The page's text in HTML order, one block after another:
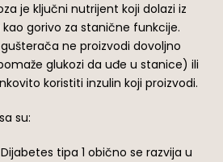
je ključni nutrijent koji dolazi iz
gorivo za stanične funkcije.
ne proizvodi dovoljno
glukozi da uđe u stanice) ili
koristiti inzulin koji proizvodi.
su:
tipa 1 obično se razvija u